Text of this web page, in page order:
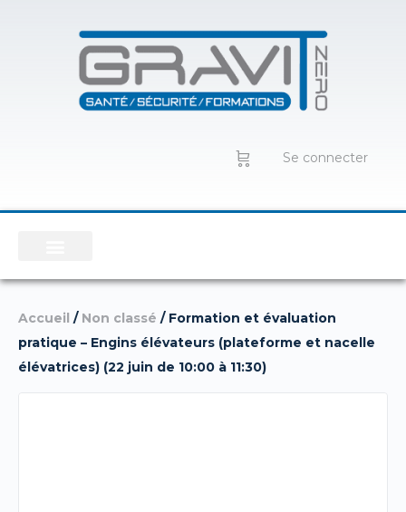
Se connecter
Accueil / Non classé / Formation et évaluation
pratique – Engins élévateurs (plateforme et nacelle
élévatrices) (22 juin de 10:00 à 11:30)